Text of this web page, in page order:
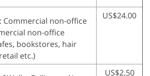
Commercial non-office
non-office
bookstores, hair
etc.)
US$24.00
US$2.50